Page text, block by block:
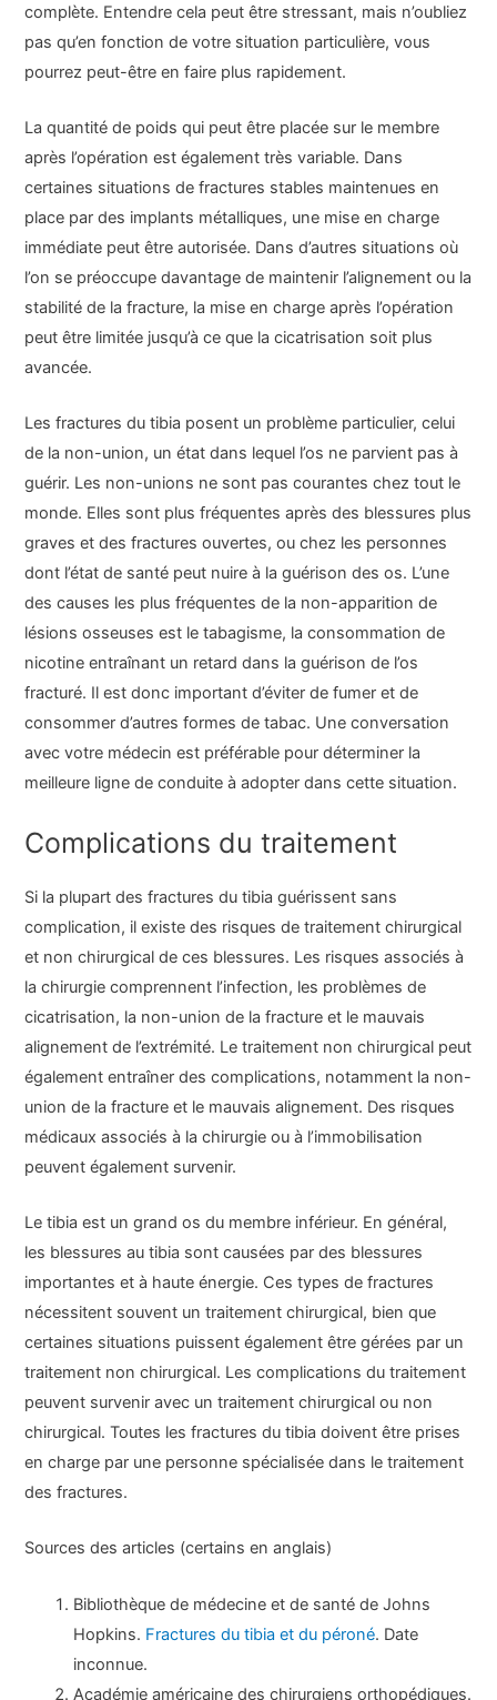
complète. Entendre cela peut être stressant, mais n’oubliez
pas qu’en fonction de votre situation particulière, vous
pourrez peut-être en faire plus rapidement.
La quantité de poids qui peut être placée sur le membre
après l’opération est également très variable. Dans
certaines situations de fractures stables maintenues en
place par des implants métalliques, une mise en charge
immédiate peut être autorisée. Dans d’autres situations où
l’on se préoccupe davantage de maintenir l’alignement ou la
stabilité de la fracture, la mise en charge après l’opération
peut être limitée jusqu’à ce que la cicatrisation soit plus
avancée.
Les fractures du tibia posent un problème particulier, celui
de la non-union, un état dans lequel l’os ne parvient pas à
guérir. Les non-unions ne sont pas courantes chez tout le
monde. Elles sont plus fréquentes après des blessures plus
graves et des fractures ouvertes, ou chez les personnes
dont l’état de santé peut nuire à la guérison des os. L’une
des causes les plus fréquentes de la non-apparition de
lésions osseuses est le tabagisme, la consommation de
nicotine entraînant un retard dans la guérison de l’os
fracturé. Il est donc important d’éviter de fumer et de
consommer d’autres formes de tabac. Une conversation
avec votre médecin est préférable pour déterminer la
meilleure ligne de conduite à adopter dans cette situation.
Complications du traitement
Si la plupart des fractures du tibia guérissent sans
complication, il existe des risques de traitement chirurgical
et non chirurgical de ces blessures. Les risques associés à
la chirurgie comprennent l’infection, les problèmes de
cicatrisation, la non-union de la fracture et le mauvais
alignement de l’extrémité. Le traitement non chirurgical peut
également entraîner des complications, notamment la non-
union de la fracture et le mauvais alignement. Des risques
médicaux associés à la chirurgie ou à l’immobilisation
peuvent également survenir.
Le tibia est un grand os du membre inférieur. En général,
les blessures au tibia sont causées par des blessures
importantes et à haute énergie. Ces types de fractures
nécessitent souvent un traitement chirurgical, bien que
certaines situations puissent également être gérées par un
traitement non chirurgical. Les complications du traitement
peuvent survenir avec un traitement chirurgical ou non
chirurgical. Toutes les fractures du tibia doivent être prises
en charge par une personne spécialisée dans le traitement
des fractures.
Sources des articles (certains en anglais)
Bibliothèque de médecine et de santé de Johns
Hopkins. Fractures du tibia et du péroné. Date
inconnue.
Académie américaine des chirurgiens orthopédiques.